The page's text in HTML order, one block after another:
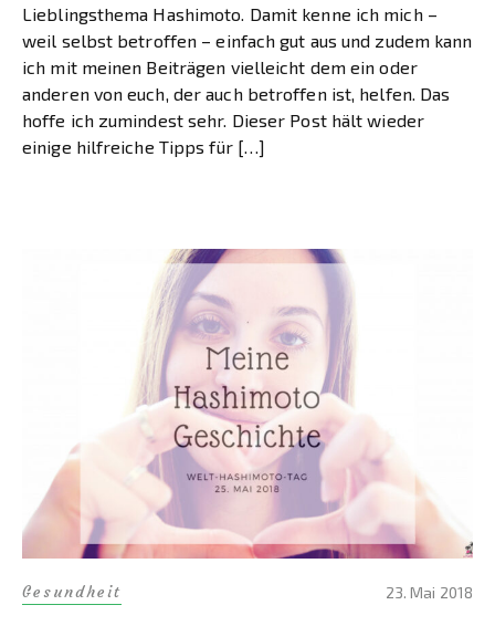
Lieblingsthema Hashimoto. Damit kenne ich mich –
weil selbst betroffen – einfach gut aus und zudem kann
ich mit meinen Beiträgen vielleicht dem ein oder
anderen von euch, der auch betroffen ist, helfen. Das
hoffe ich zumindest sehr. Dieser Post hält wieder
einige hilfreiche Tipps für […]
Gesundheit 23. Mai 2018